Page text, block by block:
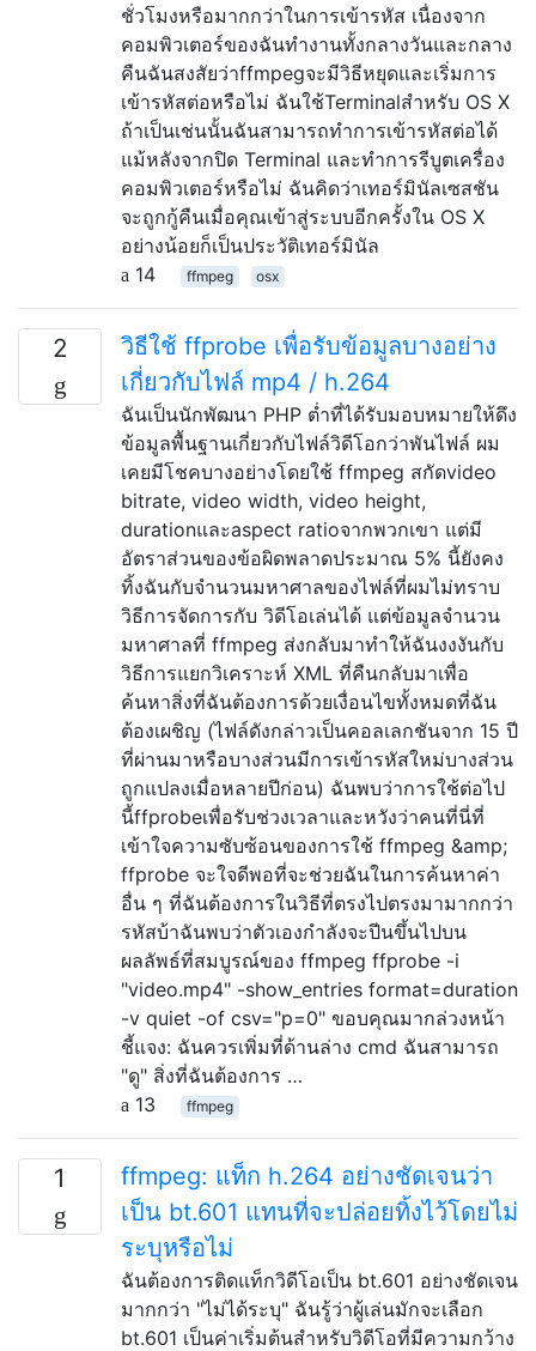
ชั่วโมงหรือมากกว่าในการเข้ารหัส เนื่องจาก
คอมพิวเตอร์ของฉันทำงานทั้งกลางวันและกลาง
คืนฉันสงสัยว่าffmpegจะมีวิธีหยุดและเริ่มการ
เข้ารหัสต่อหรือไม่ ฉันใช้Terminalสำหรับ OS X
ถ้าเป็นเช่นนั้นฉันสามารถทำการเข้ารหัสต่อได้
แม้หลังจากปิด Terminal และทำการรีบูตเครื่อง
คอมพิวเตอร์หรือไม่ ฉันคิดว่าเทอร์มินัลเซสชัน
จะถูกกู้คืนเมื่อคุณเข้าสู่ระบบอีกครั้งใน OS X
อย่างน้อยก็เป็นประวัติเทอร์มินัล
14
ffmpeg osx
2
วิธีใช้ ffprobe เพื่อรับข้อมูลบางอย่าง
เกี่ยวกับไฟล์ mp4 / h.264
ฉันเป็นนักพัฒนา PHP ต่ำที่ได้รับมอบหมายให้ดึง
ข้อมูลพื้นฐานเกี่ยวกับไฟล์วิดีโอกว่าพันไฟล์ ผม
เคยมีโชคบางอย่างโดยใช้ ffmpeg สกัดvideo
bitrate, video width, video height,
durationและaspect ratioจากพวกเขา แต่มี
อัตราส่วนของข้อผิดพลาดประมาณ 5% นี้ยังคง
ทิ้งฉันกับจำนวนมหาศาลของไฟล์ที่ผมไม่ทราบ
วิธีการจัดการกับ วิดีโอเล่นได้ แต่ข้อมูลจำนวน
มหาศาลที่ ffmpeg ส่งกลับมาทำให้ฉันงงงันกับ
วิธีการแยกวิเคราะห์ XML ที่คืนกลับมาเพื่อ
ค้นหาสิ่งที่ฉันต้องการด้วยเงื่อนไขทั้งหมดที่ฉัน
ต้องเผชิญ (ไฟล์ดังกล่าวเป็นคอลเลกชันจาก 15 ปี
ที่ผ่านมาหรือบางส่วนมีการเข้ารหัสใหม่บางส่วน
ถูกแปลงเมื่อหลายปีก่อน) ฉันพบว่าการใช้ต่อไป
นี้ffprobeเพื่อรับช่วงเวลาและหวังว่าคนที่นี่ที่
เข้าใจความซับซ้อนของการใช้ ffmpeg &amp;
ffprobe จะใจดีพอที่จะช่วยฉันในการค้นหาค่า
อื่น ๆ ที่ฉันต้องการในวิธีที่ตรงไปตรงมามากกว่า
รหัสบ้าฉันพบว่าตัวเองกำลังจะปีนขึ้นไปบน
ผลลัพธ์ที่สมบูรณ์ของ ffmpeg ffprobe -i
"video.mp4" -show_entries format=duration
-v quiet -of csv="p=0" ขอบคุณมากล่วงหน้า
ชี้แจง: ฉันควรเพิ่มที่ด้านล่าง cmd ฉันสามารถ
"ดู" สิ่งที่ฉันต้องการ …
13
ffmpeg
1
ffmpeg: แท็ก h.264 อย่างชัดเจนว่า
เป็น bt.601 แทนที่จะปล่อยทิ้งไว้โดยไม่
ระบุหรือไม่
ฉันต้องการติดแท็กวิดีโอเป็น bt.601 อย่างชัดเจน
มากกว่า "ไม่ได้ระบุ" ฉันรู้ว่าผู้เล่นมักจะเลือก
bt.601 เป็นค่าเริ่มต้นสำหรับวิดีโอที่มีความกว้าง